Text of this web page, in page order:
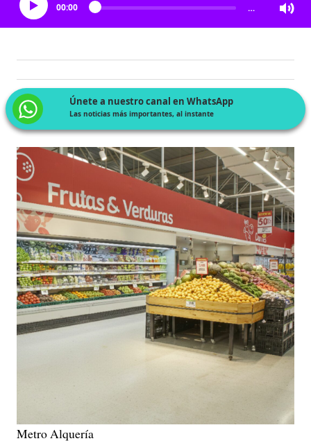
00:00 …
Únete a nuestro canal en WhatsApp
Las noticias más importantes, al instante
Metro Alquería